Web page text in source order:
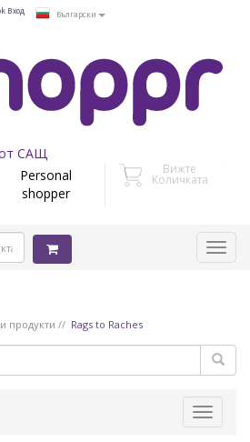
Вход Български
от САЩ
Personal
shopper
Вижте
Количката
продукти Rags to Raches
Toggle